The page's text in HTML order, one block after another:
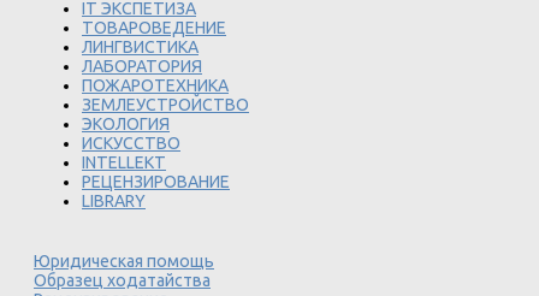
IT ЭКСПЕТИЗА
ТОВАРОВЕДЕНИЕ
ЛИНГВИСТИКА
ЛАБОРАТОРИЯ
ПОЖАРОТЕХНИКА
ЗЕМЛЕУСТРОЙСТВО
ЭКОЛОГИЯ
ИСКУССТВО
INTELLEKT
РЕЦЕНЗИРОВАНИЕ
LIBRARY
Юридическая помощь
Образец ходатайства